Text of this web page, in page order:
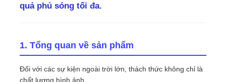
Tham quan nhà máy
Kiểm soát chất lượng
Liên hệ với chúng tôi
quả phủ sóng tối đa.
1. Tổng quan về sản phẩm
Đối với các sự kiện ngoài trời lớn, thách thức không chỉ là
chất lượng hình ảnh.